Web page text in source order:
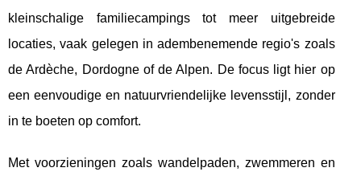
kleinschalige familiecampings tot meer uitgebreide
locaties, vaak gelegen in adembenemende regio's zoals
de Ardèche, Dordogne of de Alpen. De focus ligt hier op
een eenvoudige en natuurvriendelijke levensstijl, zonder
in te boeten op comfort.
Met voorzieningen zoals wandelpaden, zwemmeren en